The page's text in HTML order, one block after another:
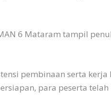
6 Mataram tampil
pembinaan serta
para peserta